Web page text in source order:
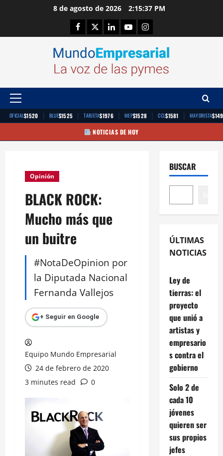
8 de agosto de 2026 2:15:37 PM
Facebook
TwitterLinkedinYoutubeInstagram
Menú
principal
OFICIAL$1520 | BLUE$1525 | TARJETA$1976 | MEP$1528 | CCL$1581 | MAYORISTA
NOTICIAS DE HOY
Opinión
BLACK ROCK:
Mucho más que
un buitre
#NotaDeOpinion por
la Diputada Nacional
Fernanda Vallejos
+ Seguir en Google
Equipo Mundo Empresarial
24 de febrero de 2020
3 minutes read
0
BUSCAR
ÚLTIMAS
NOTICIAS
Ley de
tierras: el
proyecto
que unió a
artistas y
empresario
s contra el
gobierno
Solo 2 de
cada 10
jóvenes
quieren ser
sus propios
jefes